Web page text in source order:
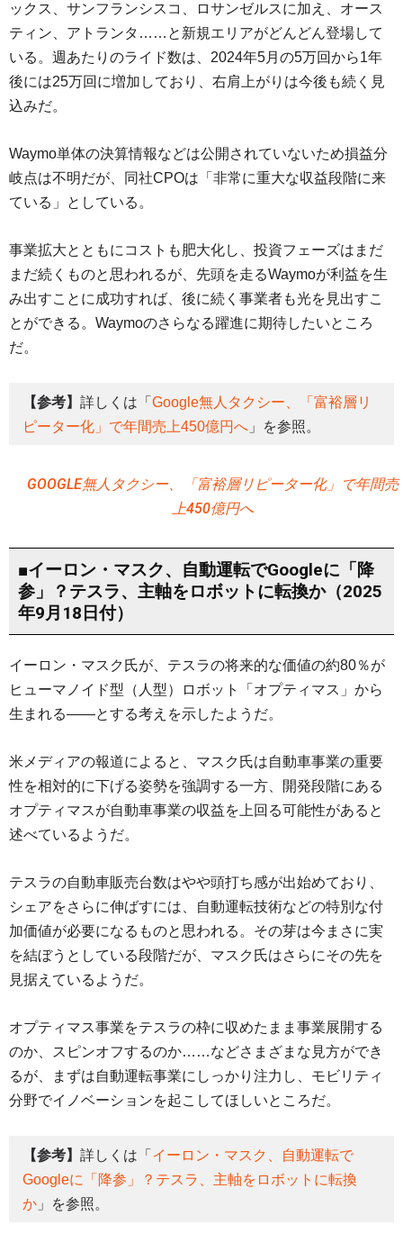
ックス、サンフランシスコ、ロサンゼルスに加え、オース
ティン、アトランタ……と新規エリアがどんどん登場して
いる。週あたりのライド数は、2024年5月の5万回から1年
後には25万回に増加しており、右肩上がりは今後も続く見
込みだ。
Waymo単体の決算情報などは公開されていないため損益分
岐点は不明だが、同社CPOは「非常に重大な収益段階に来
ている」としている。
事業拡大とともにコストも肥大化し、投資フェーズはまだ
まだ続くものと思われるが、先頭を走るWaymoが利益を生
み出すことに成功すれば、後に続く事業者も光を見出すこ
とができる。Waymoのさらなる躍進に期待したいところ
だ。
【参考】 詳しくは「 Google無人タクシー、「富裕層リ
ピーター化」で年間売上450億円へ 」を参照。
GOOGLE無人タクシー、「富裕層リピーター化」で年間売
上450億円へ
■イーロン・マスク、自動運転でGoogleに「降
参」？テスラ、主軸をロボットに転換か（2025
年9月18日付）
イーロン・マスク氏が、テスラの将来的な価値の約80％が
ヒューマノイド型（人型）ロボット「オプティマス」から
生まれる――とする考えを示したようだ。
米メディアの報道によると、マスク氏は自動車事業の重要
性を相対的に下げる姿勢を強調する一方、開発段階にある
オプティマスが自動車事業の収益を上回る可能性があると
述べているようだ。
テスラの自動車販売台数はやや頭打ち感が出始めており、
シェアをさらに伸ばすには、自動運転技術などの特別な付
加価値が必要になるものと思われる。その芽は今まさに実
を結ぼうとしている段階だが、マスク氏はさらにその先を
見据えているようだ。
オプティマス事業をテスラの枠に収めたまま事業展開する
のか、スピンオフするのか……などさまざまな見方ができ
るが、まずは自動運転事業にしっかり注力し、モビリティ
分野でイノベーションを起こしてほしいところだ。
【参考】 詳しくは「 イーロン・マスク、自動運転で
Googleに「降参」？テスラ、主軸をロボットに転換
か 」を参照。